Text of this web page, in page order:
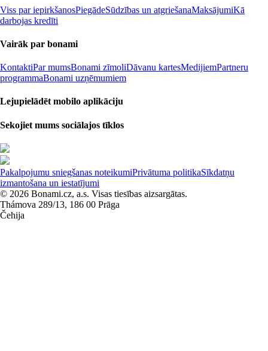
Viss par iepirkšanosPiegādeSūdzības un atgriešanaMaksājumiKā
darbojas kredīti
Vairāk par bonami
KontaktiPar mumsBonami zīmoliDāvanu kartesMedijiemPartneru
programmaBonami uzņēmumiem
Lejupielādēt mobilo aplikāciju
Sekojiet mums sociālajos tīklos
Pakalpojumu sniegšanas noteikumiPrivātuma politikaSīkdatņu
izmantošana un iestatījumi
© 2026 Bonami.cz, a.s. Visas tiesības aizsargātas.
Thámova 289/13, 186 00 Prāga
Čehija